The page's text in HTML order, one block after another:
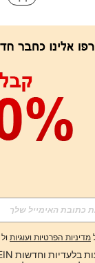
מדיניות הפרטיות ועוגיות ול